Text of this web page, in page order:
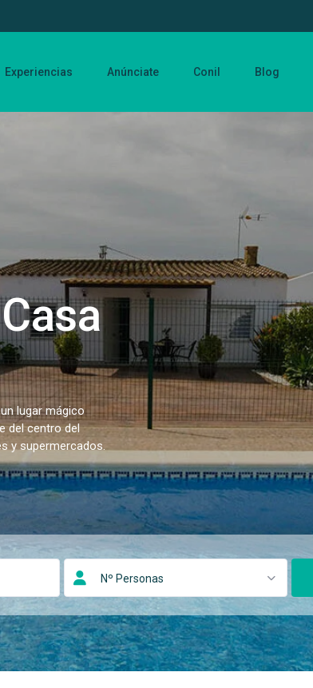
Experiencias Anúnciate Conil Blog
lugar mágico
del centro del
y supermercados.
Nº Personas